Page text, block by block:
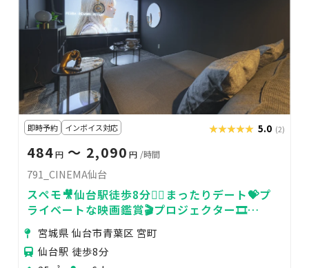
即時予約 インボイス対応 ★★★★★
★★★★★ 5.0 (2)
484 円 〜 2,090 円 /時間
791_CINEMA仙台
スペモ🎥仙台駅徒歩8分🚶‍♀️まったりデート💝プ
ライベートな映画鑑賞🎬️プロジェクター🎞️
791_CINEMA仙台
宮城県 仙台市青葉区 宮町
仙台駅 徒歩8分